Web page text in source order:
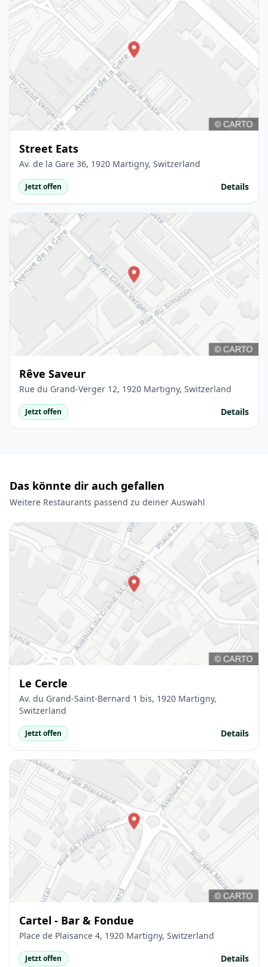
Street Eats
Av. de la Gare 36, 1920 Martigny, Switzerland
Jetzt offen Details
Rêve Saveur
Rue du Grand-Verger 12, 1920 Martigny, Switzerland
Jetzt offen Details
Das könnte dir auch gefallen
Weitere Restaurants passend zu deiner Auswahl
Le Cercle
Av. du Grand-Saint-Bernard 1 bis, 1920 Martigny,
Switzerland
Jetzt offen Details
Cartel - Bar & Fondue
Place de Plaisance 4, 1920 Martigny, Switzerland
Jetzt offen Details